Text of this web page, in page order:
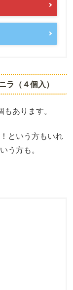
（４個入）
あります。
という方もいれ
う方も。